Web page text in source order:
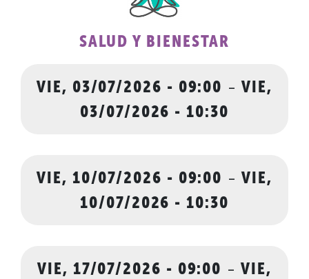
SALUD Y BIENESTAR
VIE, 03/07/2026 - 09:00 -VIE,
03/07/2026 - 10:30
VIE, 10/07/2026 - 09:00 -VIE,
10/07/2026 - 10:30
VIE, 17/07/2026 - 09:00 -VIE,